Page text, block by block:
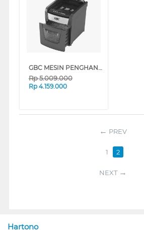
GBC MESIN PENGHANCUR KERTAS PAPER SHREDDER GBC_AUTO50X
Rp5.009.000
Rp 4.159.000
PREV
1 2
NEXT
Hartono